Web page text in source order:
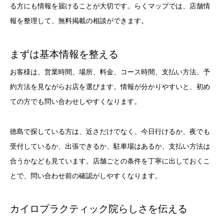
る方にも情報を届けることが大切です。らくマップでは、店舗情
報を整理して、無料掲載の相談ができます。
まずは基本情報を整える
お客様は、営業時間、場所、料金、コース時間、支払い方法、予
約方法を見ながらお店を選びます。情報が分かりやすいと、初め
ての方でも問い合わせしやすくなります。
徳島で探している方は、近さだけでなく、今日行けるか、夜でも
受付しているか、出張できるか、駐車場はあるか、支払い方法は
合うかなども見ています。店舗ごとの条件を丁寧に出しておくこ
とで、問い合わせ前の確認がしやすくなります。
カイロプラクティック院らしさを伝える